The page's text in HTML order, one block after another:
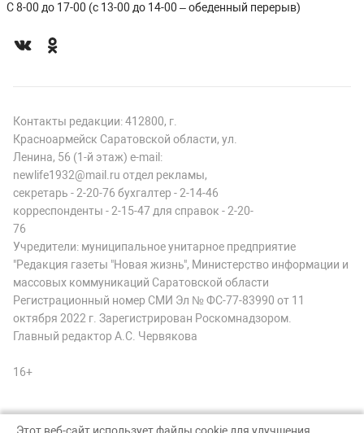
С 8-00 до 17-00 (с 13-00 до 14-00 – обеденный перерыв)
Контакты редакции: 412800, г.
Красноармейск Саратовской области, ул.
Ленина, 56 (1-й этаж) e-mail:
newlife1932@mail.ru отдел рекламы,
секретарь - 2-20-76 бухгалтер - 2-14-46
корреспонденты - 2-15-47 для справок - 2-20-
76
Учредители: муниципальное унитарное предприятие
"Редакция газеты "Новая жизнь", Министерство информации и
массовых коммуникаций Саратовской области
Регистрационный номер СМИ Эл № ФС-77-83990 от 11
октября 2022 г. Зарегистрирован Роскомнадзором.
Главный редактор А.С. Червякова
16+